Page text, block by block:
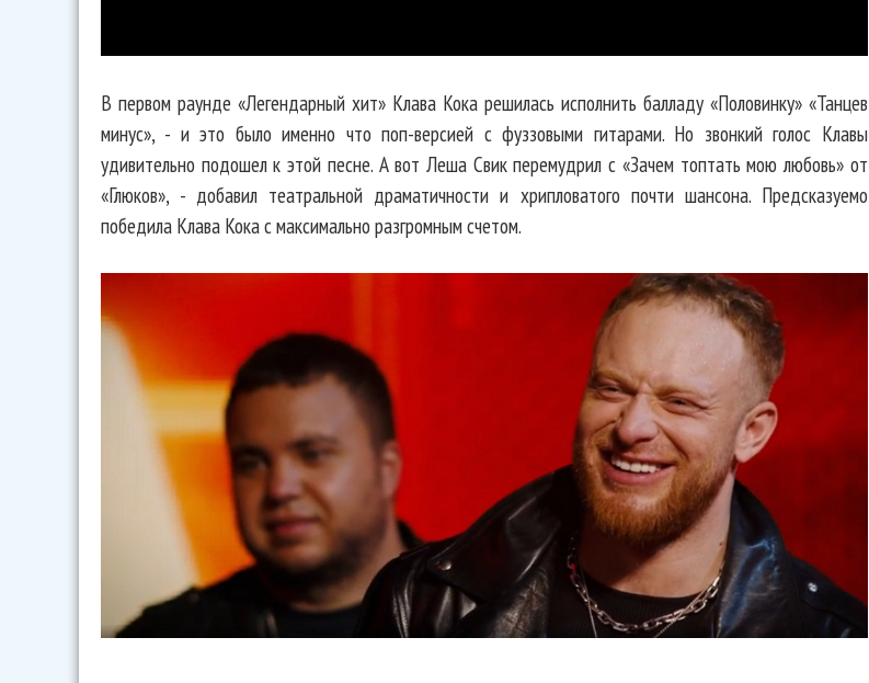
В первом раунде «Легендарный хит» Клава Кока решилась исполнить балладу «Половинку» «Танцев
минус», - и это было именно что поп-версией с фуззовыми гитарами. Но звонкий голос Клавы
удивительно подошел к этой песне. А вот Леша Свик перемудрил с «Зачем топтать мою любовь» от
«Глюков», - добавил театральной драматичности и хрипловатого почти шансона. Предсказуемо
победила Клава Кока с максимально разгромным счетом.